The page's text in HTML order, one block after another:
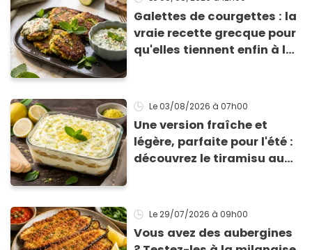
Galettes de courgettes : la
vraie recette grecque pour
qu'elles tiennent enfin à la
Le 03/08/2026 à 07h00
Une version fraîche et
légère, parfaite pour l'été :
découvrez le tiramisu au
Le 29/07/2026 à 09h00
Vous avez des aubergines